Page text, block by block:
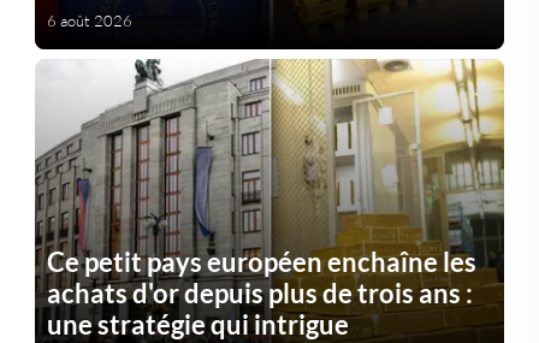
6 août 2026
Ce petit pays européen enchaîne les
achats d'or depuis plus de trois ans :
une stratégie qui intrigue